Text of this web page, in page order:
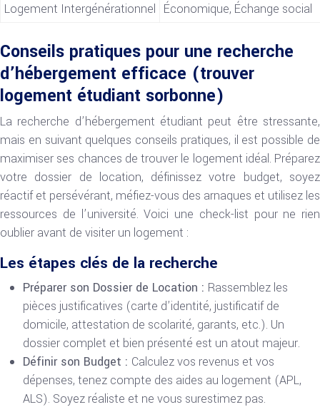
Logement Intergénérationnel Économique, Échange social
Conseils pratiques pour une recherche
d’hébergement efficace (trouver
logement étudiant sorbonne)
La recherche d’hébergement étudiant peut être stressante,
mais en suivant quelques conseils pratiques, il est possible de
maximiser ses chances de trouver le logement idéal. Préparez
votre dossier de location, définissez votre budget, soyez
réactif et persévérant, méfiez-vous des arnaques et utilisez les
ressources de l’université. Voici une check-list pour ne rien
oublier avant de visiter un logement :
Les étapes clés de la recherche
Préparer son Dossier de Location : Rassemblez les
pièces justificatives (carte d’identité, justificatif de
domicile, attestation de scolarité, garants, etc.). Un
dossier complet et bien présenté est un atout majeur.
Définir son Budget : Calculez vos revenus et vos
dépenses, tenez compte des aides au logement (APL,
ALS). Soyez réaliste et ne vous surestimez pas.